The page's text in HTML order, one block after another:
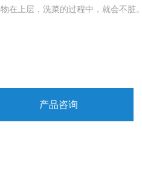
在上层，洗菜的过程中，就会不脏
产品咨询